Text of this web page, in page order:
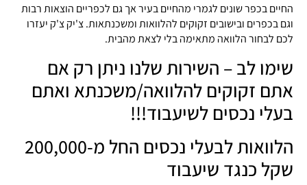
החיים בכפר שונים לגמרי מהחיים בעיר אך גם לכפריים הוצאות רבות
וגם בכפרים ובישובים זקוקים להלוואות ומשכנתאות. צ'יק צ'ק יעזרו
לכם לבחור הלוואה מתאימה בלי לצאת מהבית.
שימו לב – השירות שלנו ניתן רק אם
אתם זקוקים להלוואה/משכנתא ואתם
בעלי נכסים לשיעבוד!!!
הלוואות לבעלי נכסים החל מ-200,000
שקל כנגד שיעבוד